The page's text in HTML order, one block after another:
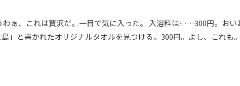
ぁ、これは贅沢だ。一目で気に入った。 入浴料は……300円。おい
」と書かれたオリジナルタオルを見つける。300円。よし、これも